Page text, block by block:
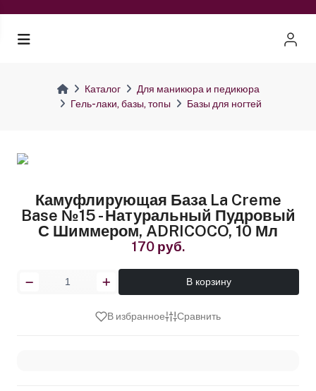
Каталог
Для маникюра и педикюра
Гель-лаки, базы, топы
Базы для ногтей
Камуфлирующая База La Creme
Base №15 - Натуральный Пудровый
С Шиммером, ADRICOCO, 10 Мл
170 руб.
В корзину
В избранное Сравнить